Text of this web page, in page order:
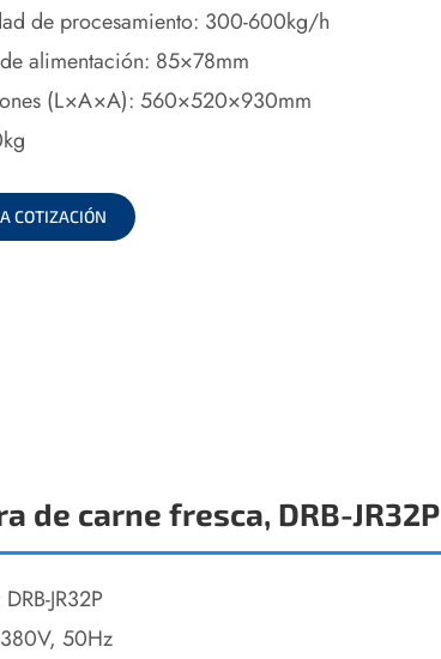
de procesamiento: 300-600kg/h
alimentación: 85×78mm
(L×A×A): 560×520×930mm
COTIZACIÓN
de carne fresca, DRB-JR32P
JR32P
50Hz